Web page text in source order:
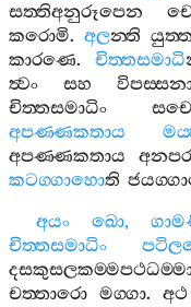
සත‍්තිඅනුරූපෙන
කරොමි. අලන‍්ති
කාරණෙ. චිත‍්තසමාධි
ත්‍වං
සහ
චිත‍්තසමාධිං
සචෙ
අපණ‍්ණකතාය
අපණ‍්ණකතාය
කටග‍්ගාහොති
අයං
ඛො,
චිත‍්තසමාධිං
චත‍්තාරො මග‍්ගා. අථ